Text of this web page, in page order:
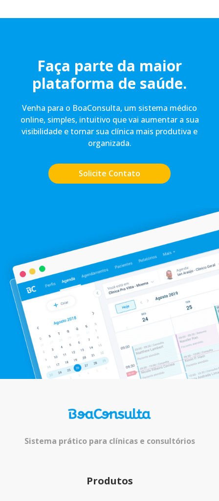
Faça parte da maior
plataforma de saúde.
Venha para o BoaConsulta, um sistema médico
online, simples, intuitivo que vai aumentar a sua
visibilidade e tornar sua clínica mais produtiva e
organizada.
Solicite Contato
Sistema prático para clínicas e consultórios
Produtos